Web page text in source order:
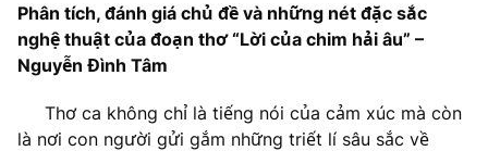
Phân tích, đánh giá chủ đề và những nét đặc sắc
nghệ thuật của đoạn thơ “Lời của chim hải âu” –
Nguyễn Đình Tâm
Thơ ca không chỉ là tiếng nói của cảm xúc mà còn
là nơi con người gửi gắm những triết lí sâu sắc về